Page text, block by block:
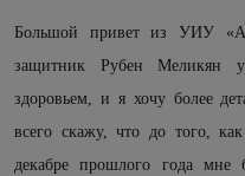
Большой привет из УИУ
защитник Рубен Меликян
здоровьем, и я хочу более
всего скажу, что до того,
декабре прошлого года мне